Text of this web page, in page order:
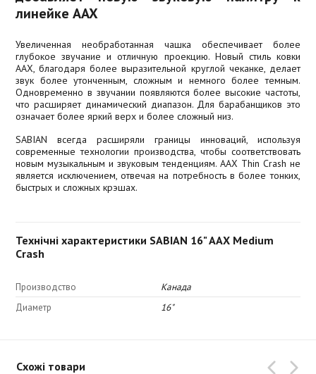
линейке AAX
Увеличенная необработанная чашка обеспечивает более
глубокое звучание и отличную проекцию. Новый стиль ковки
AAX, благодаря более выразительной круглой чеканке, делает
звук более утонченным, сложным и немного более темным.
Одновременно в звучании появляются более высокие частоты,
что расширяет динамический диапазон. Для барабанщиков это
означает более яркий верх и более сложный низ.
SABIAN всегда расширяли границы инноваций, используя
современные технологии производства, чтобы соответствовать
новым музыкальным и звуковым тенденциям. AAX Thin Crash не
является исключением, отвечая на потребность в более тонких,
быстрых и сложных крэшах.
Технічні характеристики SABIAN 16" AAX Medium
Crash
Производство
Канада
Диаметр
16"
Схожі товари